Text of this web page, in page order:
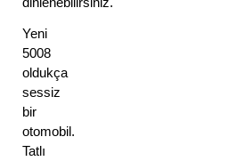
Yeni
5008
oldukça
sessiz
bir
otomobil.
Tatlı